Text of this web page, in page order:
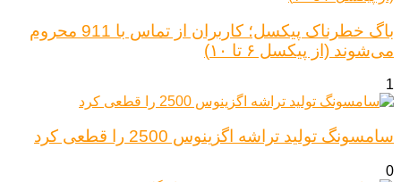
باگ خطرناک پیکسل؛ کاربران از تماس با 911 محروم
می‌شوند (از پیکسل ۶ تا ۱۰)
1
سامسونگ تولید تراشه اگزینوس 2500 را قطعی کرد
0